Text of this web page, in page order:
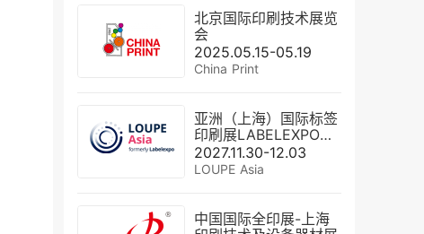
北京国际印刷技术展览
会
2025.05.15-05.19
China Print
亚洲（上海）国际标签
印刷展LABELEXPO
Asia
2027.11.30-12.03
LOUPE Asia
中国国际全印展-上海